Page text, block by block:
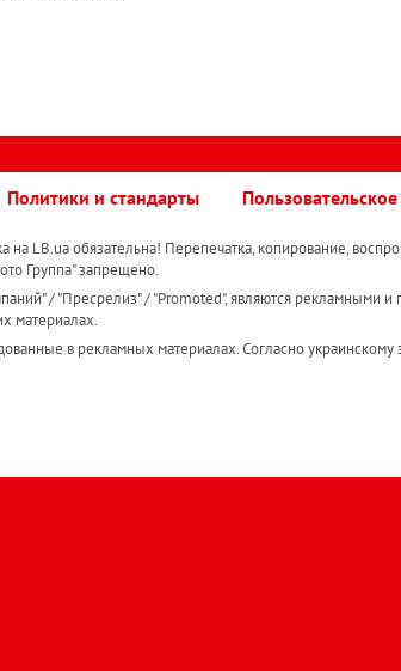
Политики и стандарты
LB.ua обязательна! Перепечатка, копирование,
Группа" запрещено.
/ "Пресрелиз" / "Promoted", являются рекламными и
материалах.
в рекламных материалах. Согласно украинскому